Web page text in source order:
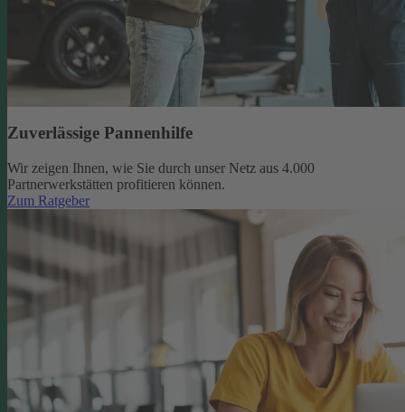
Zuverlässige Pannenhilfe
Wir zeigen Ihnen, wie Sie durch unser Netz aus 4.000
Partnerwerkstätten profitieren können.
Zum Ratgeber